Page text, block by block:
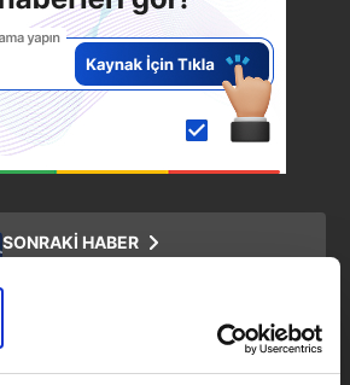
SONRAKİ HABER